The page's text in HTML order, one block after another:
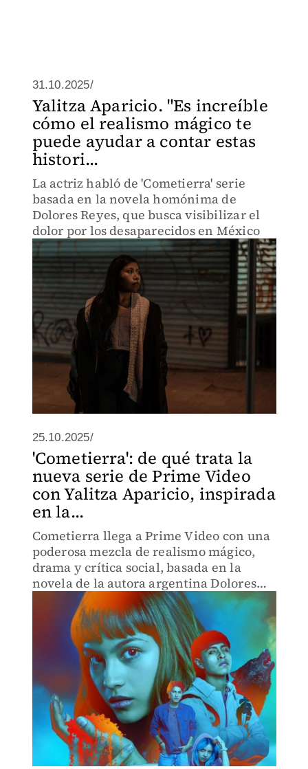
31.10.2025/
Yalitza Aparicio. "Es increíble
cómo el realismo mágico te
puede ayudar a contar estas
histori...
La actriz habló de 'Cometierra' serie
basada en la novela homónima de
Dolores Reyes, que busca visibilizar el
dolor por los desaparecidos en México
25.10.2025/
'Cometierra': de qué trata la
nueva serie de Prime Video
con Yalitza Aparicio, inspirada
en la...
Cometierra llega a Prime Video con una
poderosa mezcla de realismo mágico,
drama y crítica social, basada en la
novela de la autora argentina Dolores